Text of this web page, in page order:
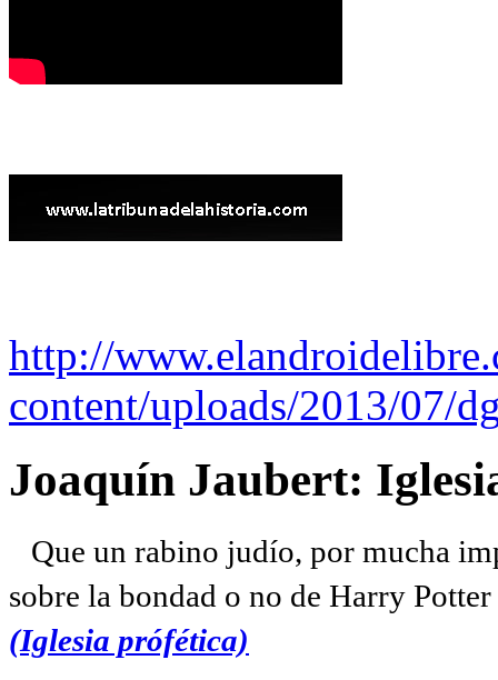
http://
content/uploads/2013/07/
Joaquín Jaubert:
Que un rabino judío, por mucha
sobre la bondad o no de Harry
(Iglesia prófética)